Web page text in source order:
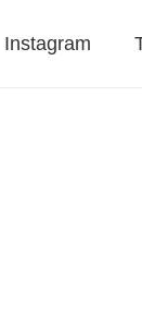
Instagram